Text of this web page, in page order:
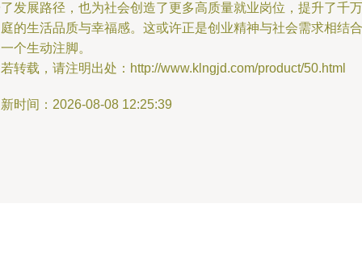
发展路径，也为社会创造了更多高质量就业岗位，提升了千万
的生活品质与幸福感。这或许正是创业精神与社会需求相结合
个生动注脚。
转载，请注明出处：http://www.klngjd.com/product/50.html
时间：2026-08-08 12:25:39